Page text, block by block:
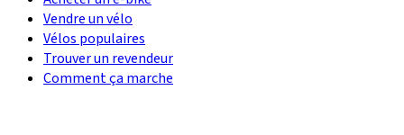
Vendre un vélo
Vélos populaires
Trouver un revendeur
Comment ça marche